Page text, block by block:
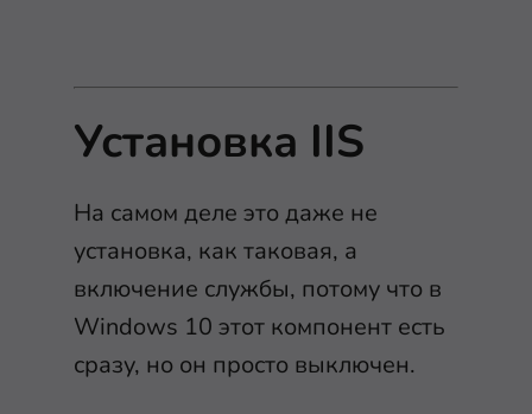
Установка IIS
На самом деле это даже не
установка, как таковая, а
включение службы, потому что в
Windows 10 этот компонент есть
сразу, но он просто выключен.